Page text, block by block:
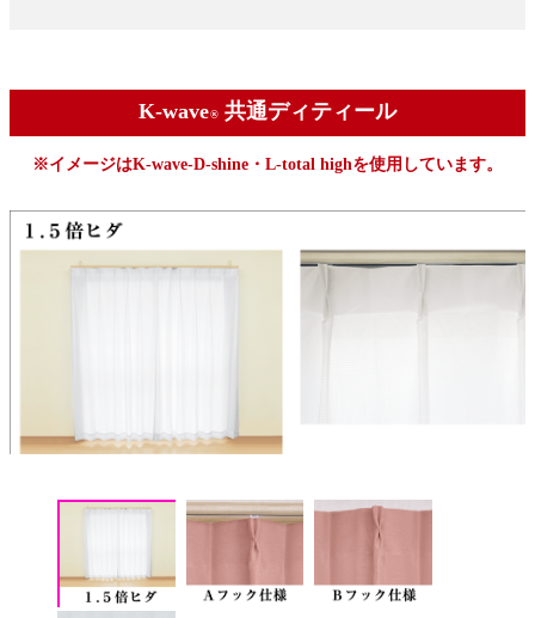
K-wave® 共通ディティール
※イメージはK-wave-D-shine・L-total highを使用しています。